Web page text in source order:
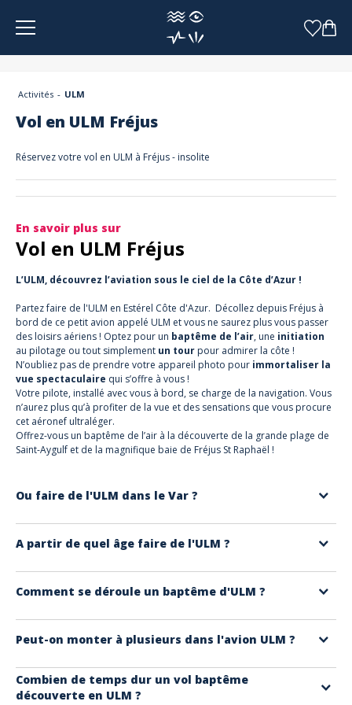
Panneau de gestion des cookies
Activités ULM
Vol en ULM Fréjus
Réservez votre vol en ULM à Fréjus - insolite
En savoir plus sur
Vol en ULM Fréjus
L’ULM, découvrez l’aviation sous le ciel de la Côte d’Azur !
Partez faire de l'ULM en Estérel Côte d'Azur. Décollez depuis Fréjus à
bord de ce petit avion appelé ULM et vous ne saurez plus vous passer
des loisirs aériens ! Optez pour un baptême de l’air, une initiation
au pilotage ou tout simplement un tour pour admirer la côte !
N’oubliez pas de prendre votre appareil photo pour immortaliser la
vue spectaculaire qui s’offre à vous !
Votre pilote, installé avec vous à bord, se charge de la navigation. Vous
n’aurez plus qu’à profiter de la vue et des sensations que vous procure
cet aéronef ultraléger.
Offrez-vous un baptême de l’air à la découverte de la grande plage de
Saint-Aygulf et de la magnifique baie de Fréjus St Raphaël !
Ou faire de l'ULM dans le Var ?
Estérel Côte d'Azur. Survol le long de la méditerranée et du massif de
l'Estérel
A partir de quel âge faire de l'ULM ?
pilote, s'occupe du vol et l'enfant est passager.
Comment se déroule un baptême d'ULM ?
choisie ou vous êtes passager de l'avion pendant que votre pilote
instructeur vous fait découvrir les panoramas de la baie de Fréjus /
Saint Raphaël.
Peut-on monter à plusieurs dans l'avion ULM ?
Les ULM sontdes avions bi-place , 1 place pour l'instructeur pilote et
1 place pour le passager. Il n'est pas possible de monter dans le
Combien de temps dur un vol baptême
découverte en ULM ?